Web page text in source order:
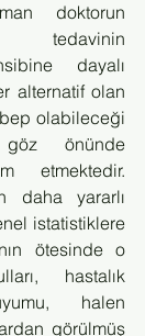
doktorun
tedavinin
dayalı
alternatif olan
olabileceği
önünde
etmektedir.
daha yararlı
istatistiklere
ötesinde o
hastalık
halen
görülmüş